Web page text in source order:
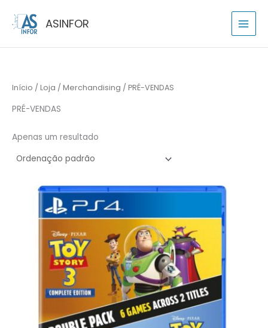
content
ASINFOR
e
i
s
r
Início / Loja / Merchandising / PRÉ-VENDAS
PRÉ-VENDAS
Apenas um resultado